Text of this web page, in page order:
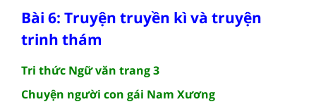
Bài 6: Truyện truyền kì và truyện
trinh thám
Tri thức Ngữ văn trang 3
Chuyện người con gái Nam Xương